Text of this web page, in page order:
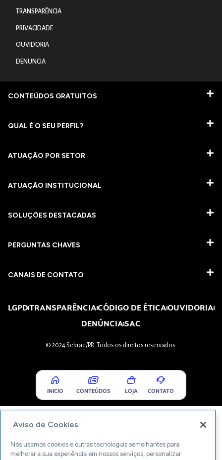
TRANSPARÊNCIA
PRIVACIDADE
OUVIDORIA
DENUNCIA
CONTEÚDOS GRATUITOS
QUAL É O SEU PERFIL?
ATUAÇÃO POR SETOR
ATUAÇÃO INSTITUCIONAL
SOLUÇÕES DESTACADAS
PERGUNTAS CHAVES​
CANAIS DE CONTATO
LGPDTRANSPARÊNCIACÓDIGO DE ÉTICAOUVIDORIA
DENÚNCIASAC
© 2024 Sebrae/PR. Todos os direitos reservados.
INICIO CONTEÚDOS LOJA CONTATO
Aviso de Cookies
Nós usamos cookies e outras tecnologias semelhantes para
melhorar a sua experiência em nossos serviços, personalizar